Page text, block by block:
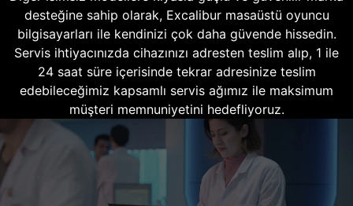
desteğine sahip olarak, Excalibur masaüstü oyuncu
bilgisayarları ile kendinizi çok daha güvende hissedin.
Servis ihtiyacınızda cihazınızı adresten teslim alıp, 1 ile
24 saat süre içerisinde tekrar adresinize teslim
edebileceğimiz kapsamlı servis ağımız ile maksimum
müşteri memnuniyetini hedefliyoruz.